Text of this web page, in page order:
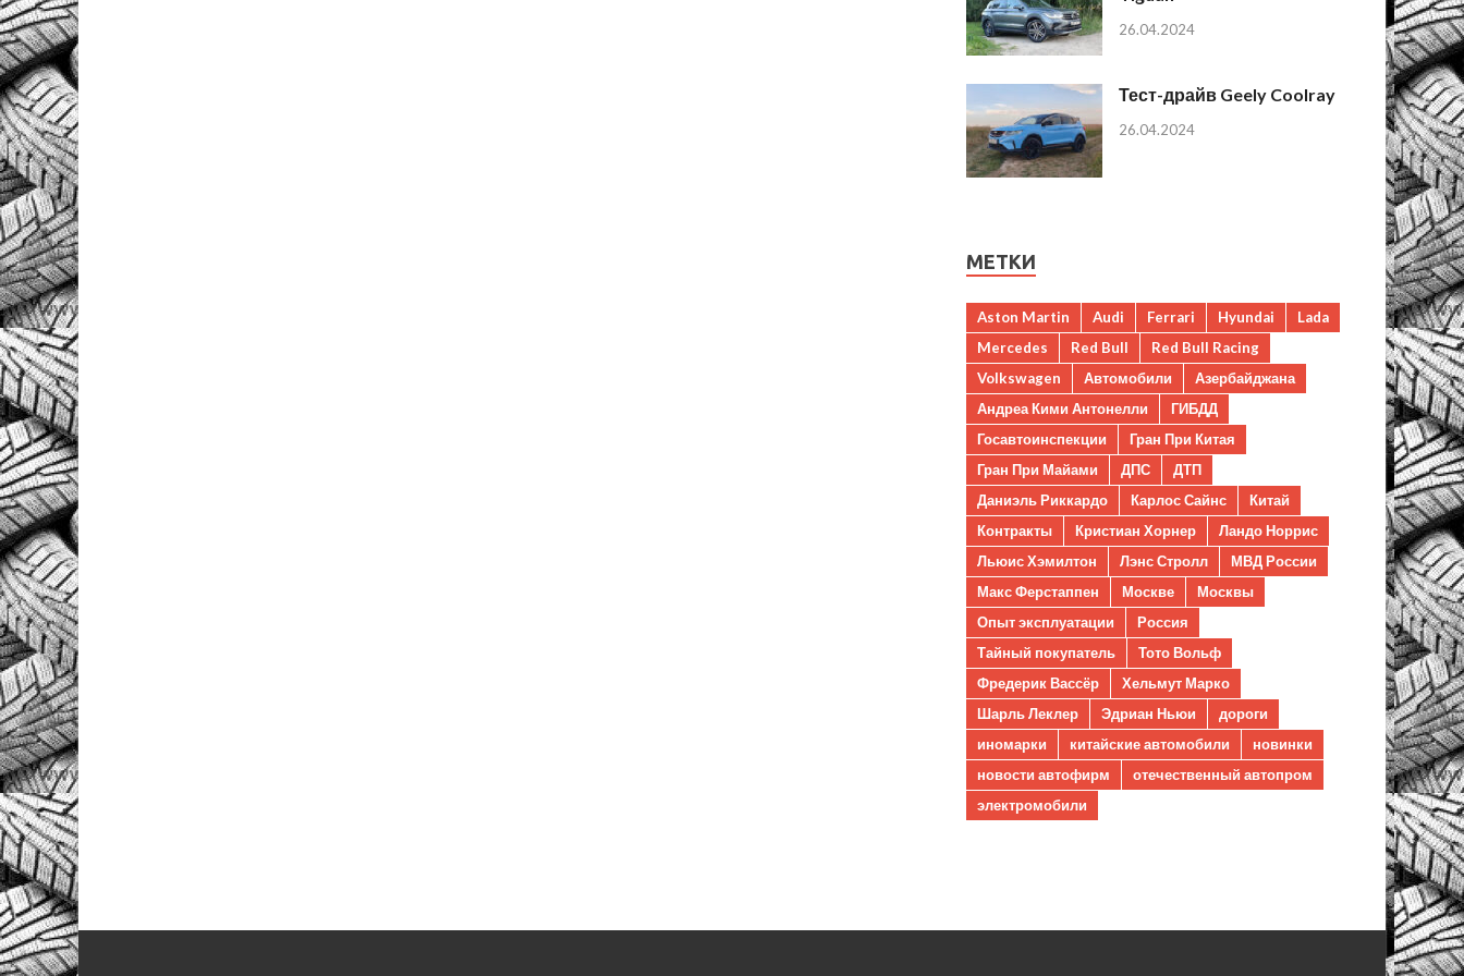
26.04.2024
Тест-драйв Geely Coolray
26.04.2024
МЕТКИ
Aston Martin Audi Ferrari Hyundai
Lada
Mercedes
Red Bull
Red Bull Racing
Volkswagen
Автомобили
Азербайджана
Андреа Кими Антонелли
ГИБДД
Госавтоинспекции
Гран При Китая
Гран При Майами
ДПС
ДТП
Даниэль Риккардо
Карлос Сайнс
Китай
Контракты
Кристиан Хорнер
Ландо Норрис
Льюис Хэмилтон
Лэнс Стролл
МВД России
Макс Ферстаппен
Москве
Москвы
Опыт эксплуатации
Россия
Тайный покупатель
Тото Вольф
Фредерик Вассёр
Хельмут Марко
Шарль Леклер
Эдриан Ньюи
дороги
иномарки
китайские автомобили
новинки
новости автофирм
отечественный автопром
электромобили